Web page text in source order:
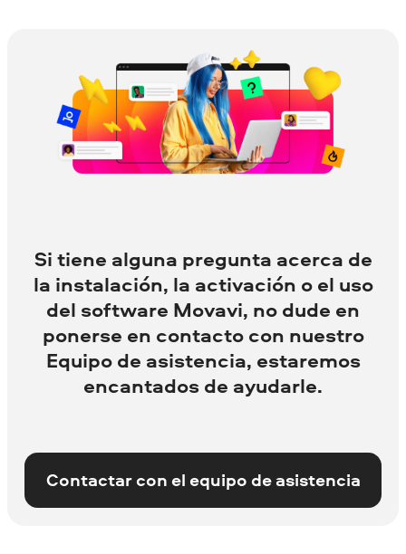
Si tiene alguna pregunta acerca de
la instalación, la activación o el uso
del software Movavi, no dude en
ponerse en contacto con nuestro
Equipo de asistencia, estaremos
encantados de ayudarle.
Contactar con el equipo de asistencia